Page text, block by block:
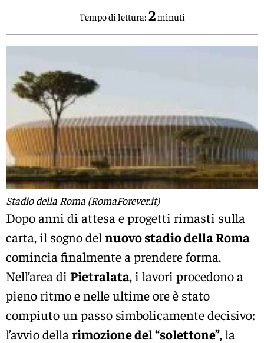
Tempo di lettura: 2minuti
Stadio della Roma (RomaForever.it)
Dopo anni di attesa e progetti rimasti sulla
carta, il sogno del nuovo stadio della Roma
comincia finalmente a prendere forma.
Nell’area di Pietralata, i lavori procedono a
pieno ritmo e nelle ultime ore è stato
compiuto un passo simbolicamente decisivo:
l’avvio della rimozione del “solettone”, la